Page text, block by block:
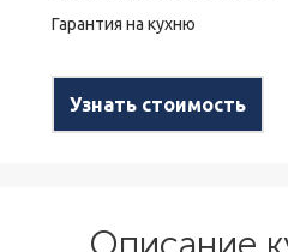
Гарантия на кухню
Узнать стоимость